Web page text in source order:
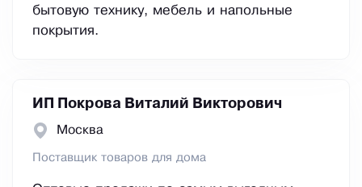
бытовую технику, мебель и напольные
покрытия.
ИП Покрова Виталий Викторович
Москва
Поставщик товаров для дома